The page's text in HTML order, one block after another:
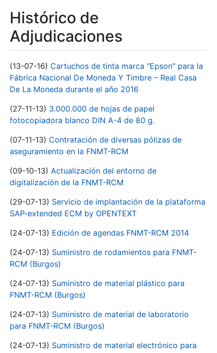
Histórico de
Adjudicaciones
(13-07-16) Cartuchos de tinta marca "Epson" para la
Fábrica Nacional De Moneda Y Timbre – Real Casa
De La Moneda durante el año 2016
(27-11-13) 3.000.000 de hojas de papel
fotocopiadora blanco DIN A-4 de 80 g.
(07-11-13) Contratación de diversas pólizas de
aseguramiento en la FNMT-RCM
(09-10-13) Actualización del entorno de
digitalización de la FNMT-RCM
(29-07-13) Servicio de implantación de la plataforma
SAP-extended ECM by OPENTEXT
(24-07-13) Edición de agendas FNMT-RCM 2014
(24-07-13) Suministro de rodamientos para FNMT-
RCM (Burgos)
(24-07-13) Suministro de material plástico para
FNMT-RCM (Burgos)
(24-07-13) Suministro de material de laboratorio
para FNMT-RCM (Burgos)
(24-07-13) Suministro de material electrónico para